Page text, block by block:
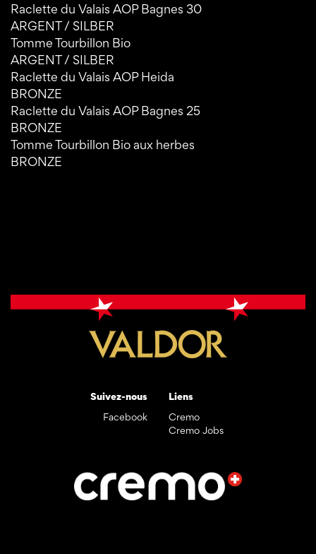
Raclette du Valais AOP Bagnes 30
ARGENT / SILBER
Tomme Tourbillon Bio
ARGENT / SILBER
Raclette du Valais AOP Heida
BRONZE
Raclette du Valais AOP Bagnes 25
BRONZE
Tomme Tourbillon Bio aux herbes
BRONZE
Suivez-nous
Facebook
Liens
Cremo
Cremo Jobs